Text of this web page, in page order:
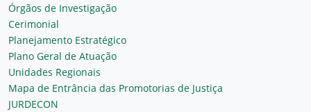
Órgãos de Investigação
Cerimonial
Planejamento Estratégico
Plano Geral de Atuação
Unidades Regionais
Mapa de Entrância das Promotorias de Justiça
JURDECON